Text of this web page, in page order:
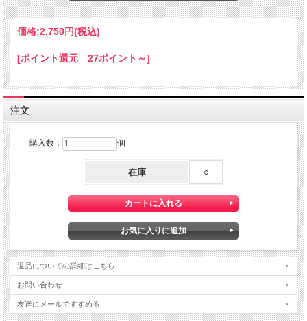
華やかで明るい目元に仕上げるライラックピンク <限定色>
［ご使用方法］まぶたに直接塗布してください。
［全成分表］
マー、ジフェニルシロキシフェニルトリメチコン、リンゴ酸ジイソステアリル、キ
ャンデリラロウ炭化水素、マイクロクリスタリンワックス、ダイヤモンド末、アメ
添ヒマシ油、セスキイソステアリン酸ソルビタン、トコフェロール、水酸化Ａｌ、
[＋／－]マイカ、ホウケイ酸（Ｃａ／Ａｌ）、酸化チタン、酸化鉄、黄４
05: 合成フルオロフロゴパイト、トリメチルシロキシケイ酸、メチルトリメチコ
ン、合成ワックス、リンゴ酸ジイソステアリル、（アクリレーツ／アクリル酸ステ
メチコン、マイクロクリスタリンワックス、キャンデリラロウ炭化水素、ダイヤモ
ンド末、アメジスト末、トルマリン、ネフライト末、サンゴ末、パール、ルビー
末、コハク、トコフェロール、水添ヒマシ油、水酸化Ａｌ、セスキイソステアリン
酸ソルビタン、ホウケイ酸（Ｃａ／Ａｌ）、酸化チタン、酸化鉄、赤２０２、グン
価格:2,750円(税込)
[ポイント還元 27ポイント～]
注文
購入数： 個
在庫 ○
返品についての詳細はこちら
お問い合わせ
友達にメールですすめる